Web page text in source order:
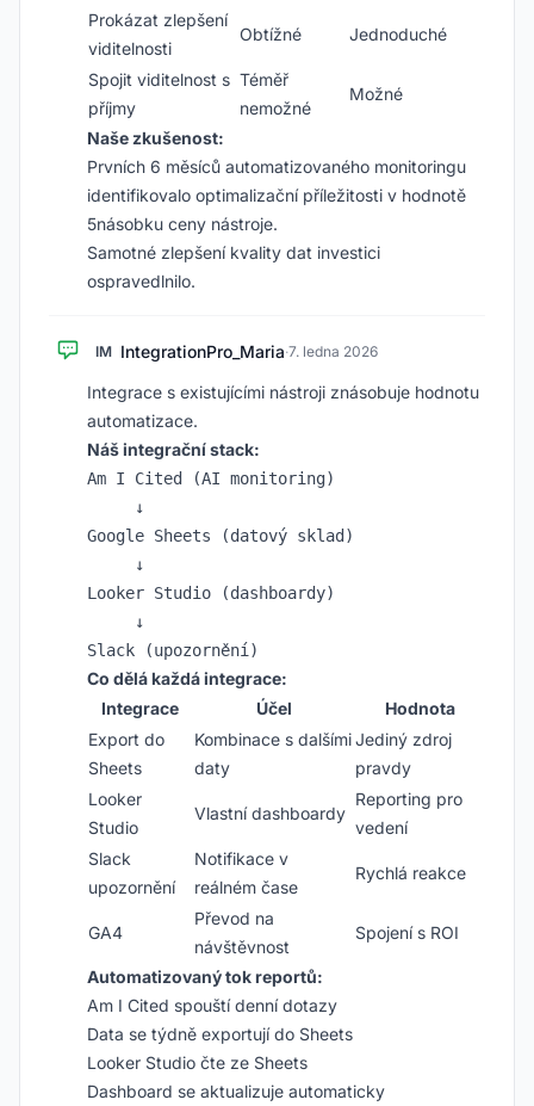
Prokázat zlepšení
viditelnosti
Obtížné Jednoduché
Spojit viditelnost s
příjmy
Téměř
nemožné
Možné
Naše zkušenost:
Prvních 6 měsíců automatizovaného monitoringu
identifikovalo optimalizační příležitosti v hodnotě
5násobku ceny nástroje.
Samotné zlepšení kvality dat investici
ospravedlnilo.
IM IntegrationPro_Maria·7. ledna 2026
Integrace s existujícími nástroji znásobuje hodnotu
automatizace.
Náš integrační stack:
Am I Cited (AI monitoring)
     ↓
Google Sheets (datový sklad)
     ↓
Looker Studio (dashboardy)
     ↓
Co dělá každá integrace:
Integrace
Účel
Hodnota
Export do
Sheets
Kombinace s dalšími
daty
Jediný zdroj
pravdy
Looker
Studio
Vlastní dashboardy
Reporting pro
vedení
Slack
upozornění
Notifikace v
reálném čase
Rychlá reakce
GA4
Převod na
návštěvnost
Spojení s ROI
Automatizovaný tok reportů:
Am I Cited spouští denní dotazy
Data se týdně exportují do Sheets
Looker Studio čte ze Sheets
Dashboard se aktualizuje automaticky